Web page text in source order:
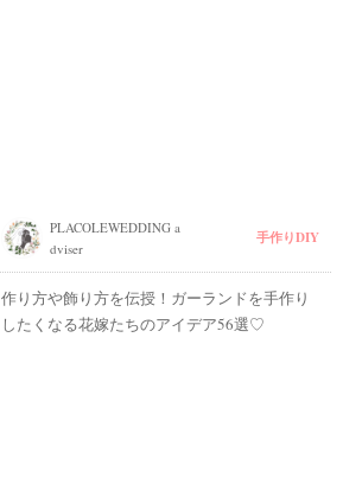
PLACOLEWEDDING a
dviser
手作りDIY
作り方や飾り方を伝授！ガーランドを手作り
したくなる花嫁たちのアイデア56選♡